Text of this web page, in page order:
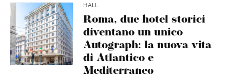
HALL
Roma, due hotel storici
diventano un unico
Autograph: la nuova vita
di Atlantico e
Mediterraneo